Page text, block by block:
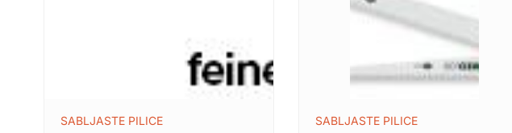
SABLJASTE PILICE SABLJASTE PILICE